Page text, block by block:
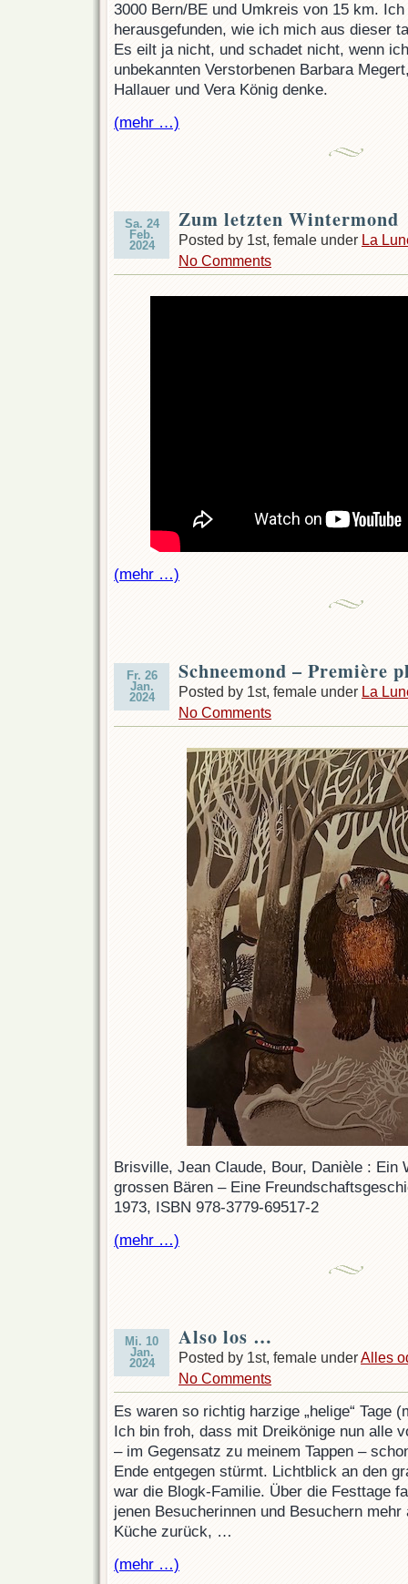
3000 Bern/BE und Umkreis von 15 km.
herausgefunden, wie ich mich aus dieser
Es eilt ja nicht, und schadet nicht, wenn
unbekannten Verstorbenen Barbara
Hallauer und Vera König denke.
(mehr …)
Sa. 24
Feb.
2024
Zum letzten Wintermond
Posted by 1st, female under La
No Comments
(mehr …)
Fr. 26
Jan.
2024
Schneemond – Première
Posted by 1st, female under La
No Comments
Brisville, Jean Claude, Bour, Danièle : Ein
grossen Bären – Eine
1973, ISBN 978-3779-69517-2
(mehr …)
Mi. 10
Jan.
2024
Also los …
Posted by 1st, female underAlles
No Comments
Es waren so richtig harzige „helige“ Tage
Ich bin froh, dass mit Dreikönige nun alle
– im Gegensatz zu meinem Tappen –
Ende entgegen stürmt. Lichtblick an den
war die Blogk-Familie. Über die Festtage
jenen Besucherinnen und Besuchern
Küche zurück, …
(mehr …)